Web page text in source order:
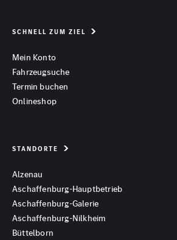
SCHNELL ZUM ZIEL
Mein Konto
Fahrzeugsuche
Termin buchen
Onlineshop
STANDORTE
Alzenau
Aschaffenburg-Hauptbetrieb
Aschaffenburg-Galerie
Aschaffenburg-Nilkheim
Büttelborn